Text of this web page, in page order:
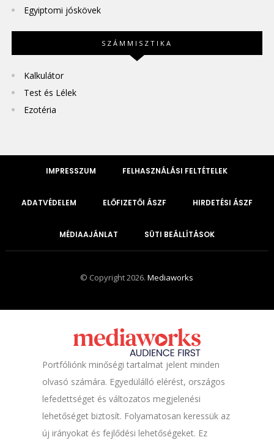
Egyiptomi jóskövek
SZÁMMISZTIKA
Kalkulátor
Test és Lélek
Ezotéria
IMPRESSZUM FELHASZNÁLÁSI FELTÉTELEK
ADATVÉDELEM ELŐFIZETŐI ÁSZF HIRDETÉSI ÁSZF
MÉDIAAJÁNLAT SÜTI BEÁLLÍTÁSOK
© Copyright 2026.Mediaworks
Portfóliónk minőségi tartalmat jelent minden
olvasó számára. Egyedülálló elérést, országos
lefedettséget és változatos megjelenési
lehetőséget biztosít. Folyamatosan keressük az
új irányokat és fejlődési lehetőségeket. Ez